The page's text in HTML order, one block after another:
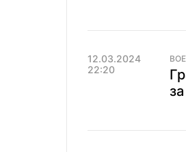
12.03.2024
22:20